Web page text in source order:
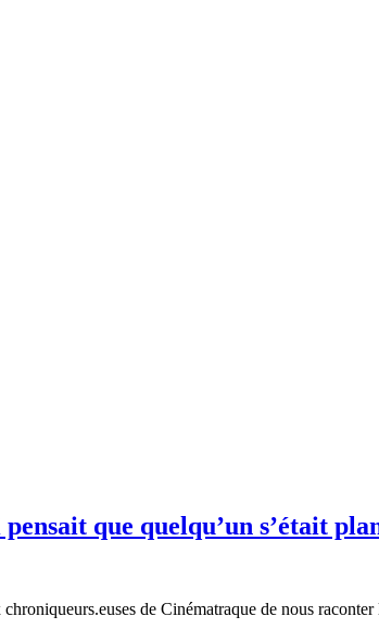
que quelqu’un s’était
de Cinématraque de nous